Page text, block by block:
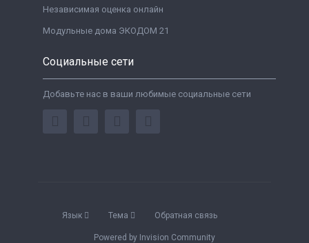
Независимая оценка онлайн
Модульные дома ЭКОДОМ 21
Социальные сети
Добавьте нас в ваши любимые социальные сети
Язык Тема Обратная связь
Powered by Invision Community